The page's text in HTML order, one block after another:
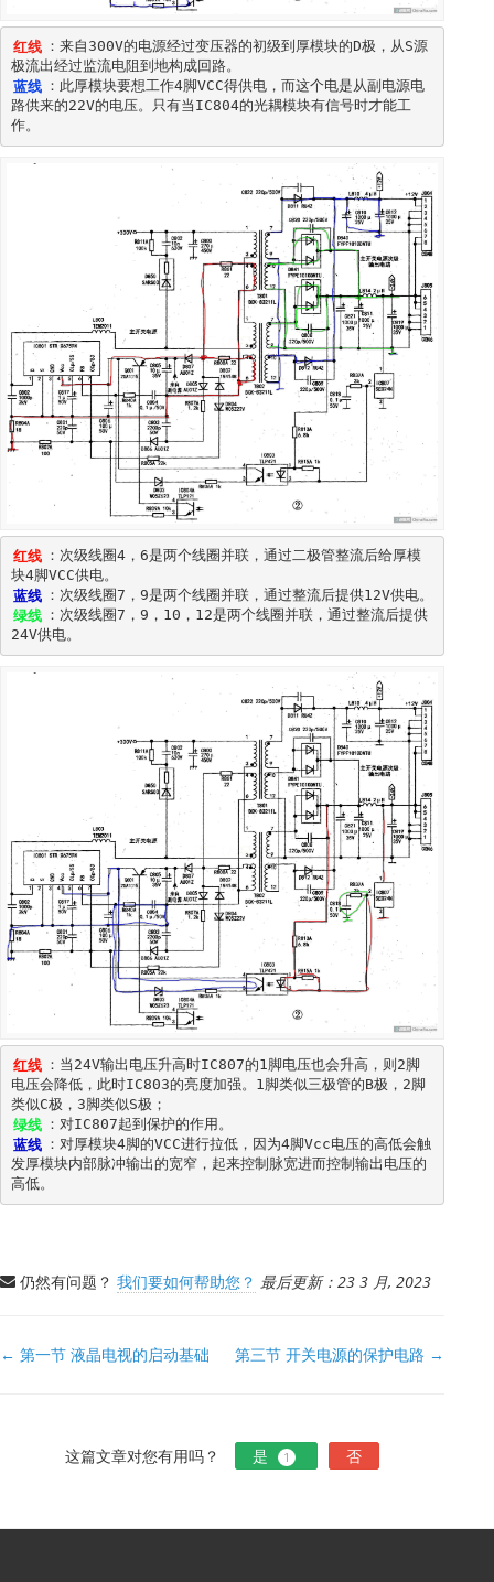
红线 ：来自300V的电源经过变压器的初级到厚模块的D极，从S源
蓝线 ：此厚模块要想工作4脚VCC得供电，而这个电是从副电源电
路供来的22V的电压。只有当IC804的光耦模块有信号时才能工
作。
红线 ：次级线圈4，6是两个线圈并联，通过二极管整流后给厚模
蓝线
绿线 ：次级线圈7，9，10，12是两个线圈并联，通过整流后提供
红线 ：当24V输出电压升高时IC807的1脚电压也会升高，则2脚
电压会降低，此时IC803的亮度加强。1脚类似三极管的B极，2脚
绿线
蓝线 ：对厚模块4脚的VCC进行拉低，因为4脚Vcc电压的高低会触
发厚模块内部脉冲输出的宽窄，起来控制脉宽进而控制输出电压的
高低。
仍然有问题？ 我们要如何帮助您？ 最后更新：23 3 月, 2023
文
← 第一节 液晶电视的启动基础 第三节 开关电源的保护电路 →
这篇文章对您有用吗？ 是 1 否